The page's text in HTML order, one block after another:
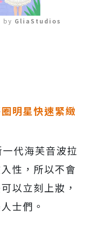
by GliaStudios
明星快速緊緻
代海芙音波拉
性，所以不會
以立刻上妝，
士們。